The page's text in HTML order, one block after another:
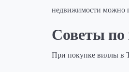
недвижимости можно
Советы
При покупке виллы в